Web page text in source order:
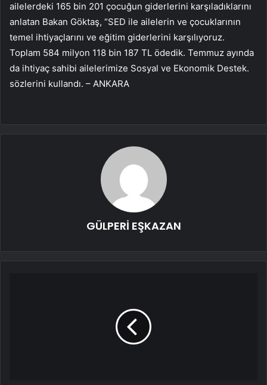
ailelerdeki 165 bin 201 çocuğun giderlerini karşıladıklarını
anlatan Bakan Göktaş, “SED ile ailelerin ve çocuklarının
temel ihtiyaçlarını ve eğitim giderlerini karşılıyoruz.
Toplam 584 milyon 118 bin 187 TL ödedik. Temmuz ayında
da ihtiyaç sahibi ailelerimize Sosyal ve Ekonomik Destek.
sözlerini kullandı. – ANKARA
GÜLPERİ EŞKAZAN